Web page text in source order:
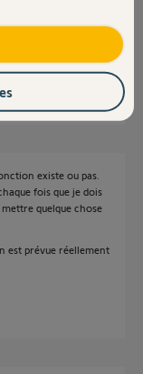
existe ou pas.
fois que je dois
quelque chose
est prévue réellement